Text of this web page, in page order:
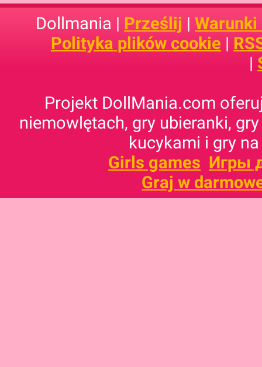
Dollmania | Prześlij |
Polityka plików cookie |
|
Projekt DollMania.com
niemowlętach, gry ubieranki,
kucykami i gry
Girls games Игры
Graj w